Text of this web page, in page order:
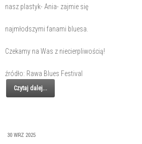
nasz plastyk- Ania- zajmie się
najmłodszymi fanami bluesa.
Czekamy na Was z niecierpliwością!
źródło: Rawa Blues Festival
Czytaj dalej...
30 WRZ 2025